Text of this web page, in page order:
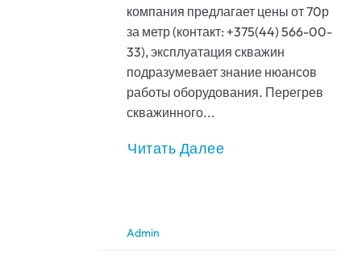
компания предлагает цены от 70р
за метр (контакт: +375(44) 566-00-
33), эксплуатация скважин
подразумевает знание нюансов
работы оборудования. Перегрев
скважинного...
Читать Далее
Admin